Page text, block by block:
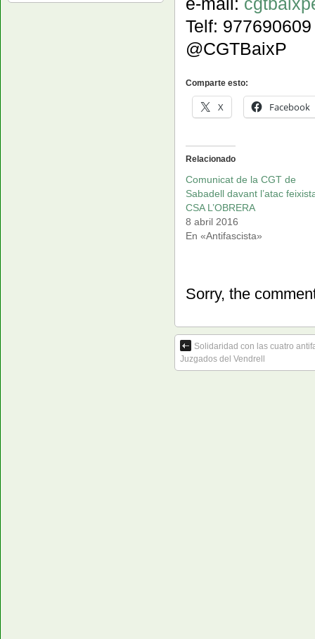
Telf: 977690609
@CGTBaixP
Comparte esto:
X Facebook
Relacionado
Comunicat de la CGT de
Sabadell davant l’atac
CSA L’OBRERA
8 abril 2016
En «Antifascista»
Sorry, the
Solidaridad con las cuatro
Juzgados del Vendrell